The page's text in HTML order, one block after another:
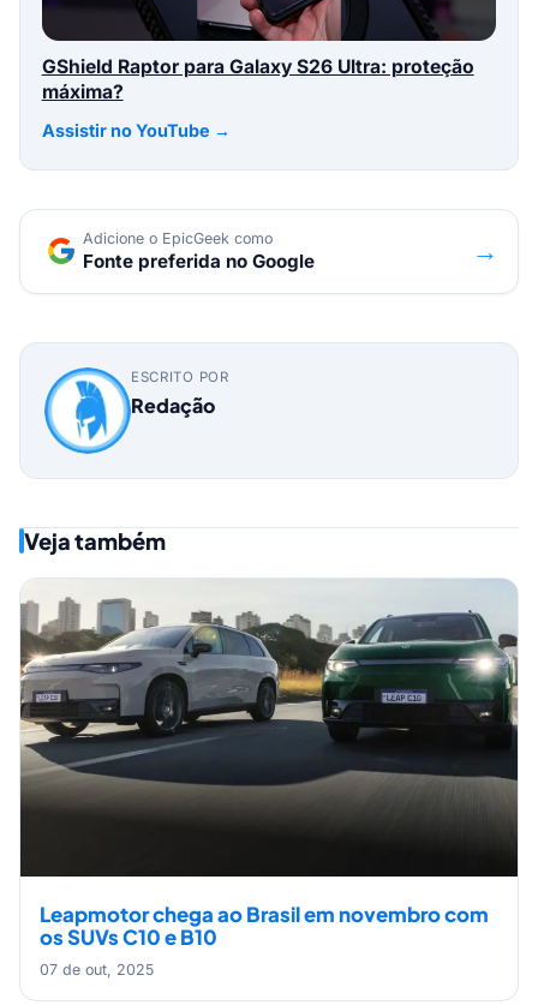
GShield Raptor para Galaxy S26 Ultra: proteção
máxima?
Assistir no YouTube →
Adicione o EpicGeek como
Fonte preferida no Google →
ESCRITO POR
Redação
Veja também
Leapmotor chega ao Brasil em novembro com
os SUVs C10 e B10
07 de out, 2025